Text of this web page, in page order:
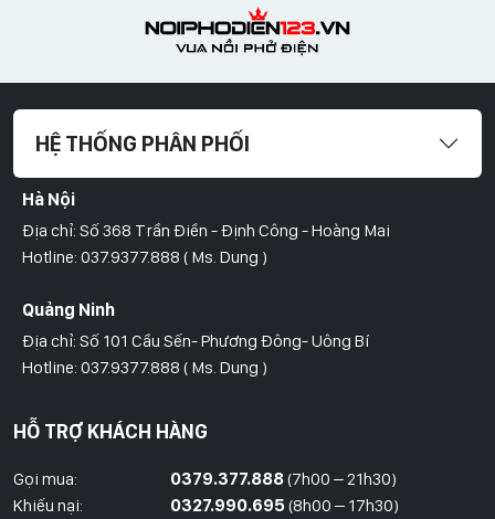
HỆ THỐNG PHÂN PHỐI
Hà Nội
Địa chỉ: Số 368 Trần Điền - Định Công - Hoàng Mai
Hotline: 037.9377.888 ( Ms. Dung )
Quảng Ninh
Địa chỉ: Số 101 Cầu Sến- Phương Đông- Uông Bí
Hotline: 037.9377.888 ( Ms. Dung )
Hồ Chí Minh
Hotline: 09786.01.388 ( Mr. Huy )
HỖ TRỢ KHÁCH HÀNG
Gọi mua: 0379.377.888(7h00 – 21h30)
Khiếu nại:
0327.990.695(8h00 – 17h30)